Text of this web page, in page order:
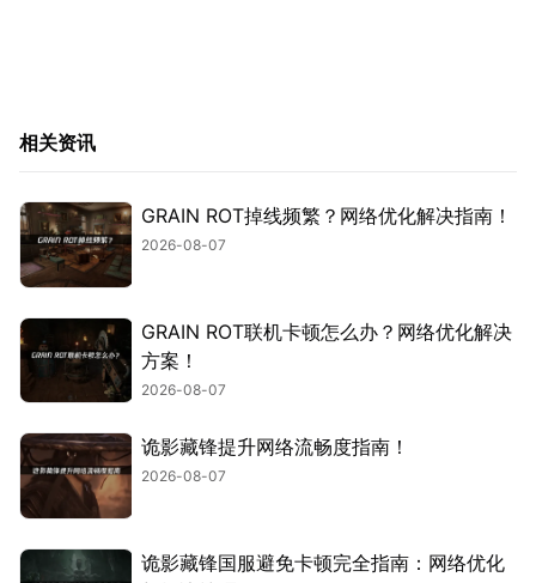
相关资讯
GRAIN ROT掉线频繁？网络优化解决指南！
2026-08-07
GRAIN ROT联机卡顿怎么办？网络优化解决
方案！
2026-08-07
诡影藏锋提升网络流畅度指南！
2026-08-07
诡影藏锋国服避免卡顿完全指南：网络优化